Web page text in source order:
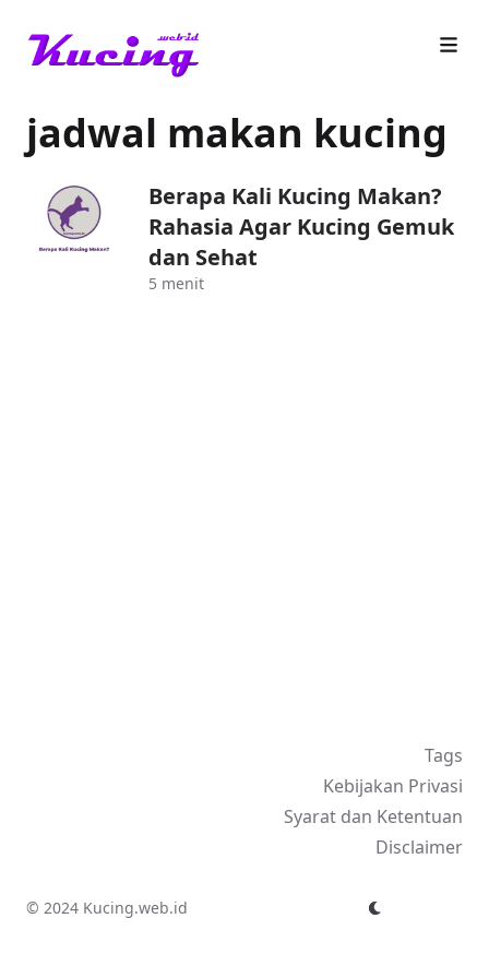
jadwal makan kucing
Berapa Kali Kucing Makan?
Rahasia Agar Kucing Gemuk
dan Sehat
5 menit
Tags
Kebijakan Privasi
Syarat dan Ketentuan
Disclaimer
© 2024 Kucing.web.id